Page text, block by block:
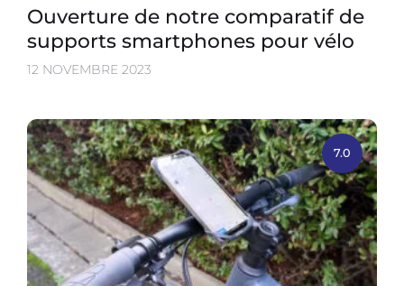
Ouverture de notre comparatif de
supports smartphones pour vélo
12 NOVEMBRE 2023
7.0